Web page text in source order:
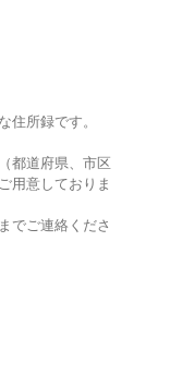
住所録です。
都道府県、市区
用意しておりま
でご連絡くださ